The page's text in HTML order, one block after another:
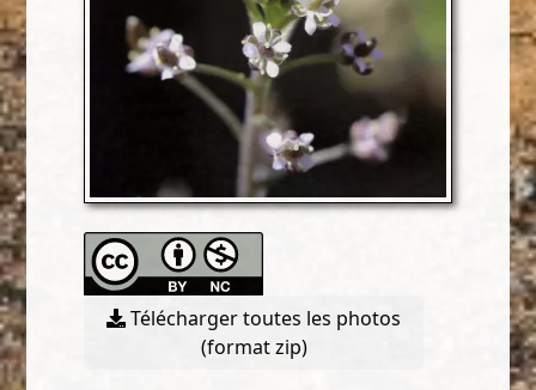
Télécharger toutes les photos
(format zip)